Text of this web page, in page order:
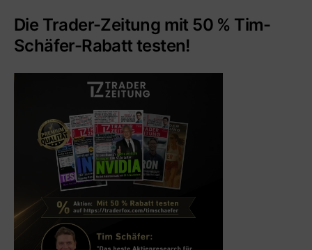
Die Trader-Zeitung mit 50 % Tim-
Schäfer-Rabatt testen!